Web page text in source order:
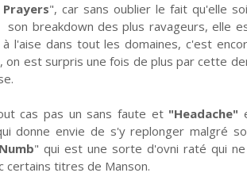
", car sans oublier le fait qu'elle
breakdown des plus ravageurs, elle
à l'aise dans tout les domaines, c'est
on est surpris une fois de plus par cette
cas pas un sans faute et"Headache"
donne envie de s'y replonger malgré
" qui est une sorte d'ovni raté qui
certains titres de Manson.